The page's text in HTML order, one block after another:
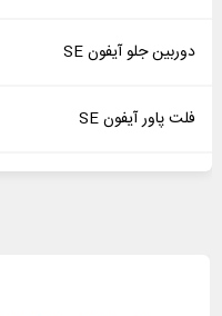
دوربین جلو آیفون SE
فلت پاور آیفون SE